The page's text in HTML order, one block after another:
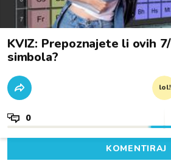
KVIZ: Prepoznajete li ovih
simbola?
lol!
0
KOMENTIRAJ